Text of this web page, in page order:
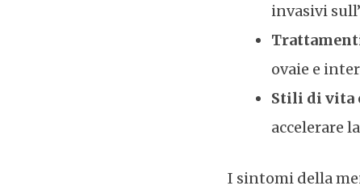
invasivi
ovaie e
Stili di vita
accelerare
I sintomi della